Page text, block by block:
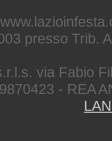
presso Trib.
via Fabio
- REA